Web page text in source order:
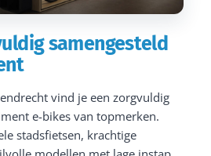
samengesteld
vind je een zorgvuldig
e-bikes van topmerken.
stadsfietsen, krachtige